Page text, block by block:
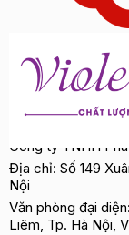
Công ty TNHH
Địa chỉ: Số 149
Nội
Văn phòng đại
Liêm, Tp. Hà Nội,